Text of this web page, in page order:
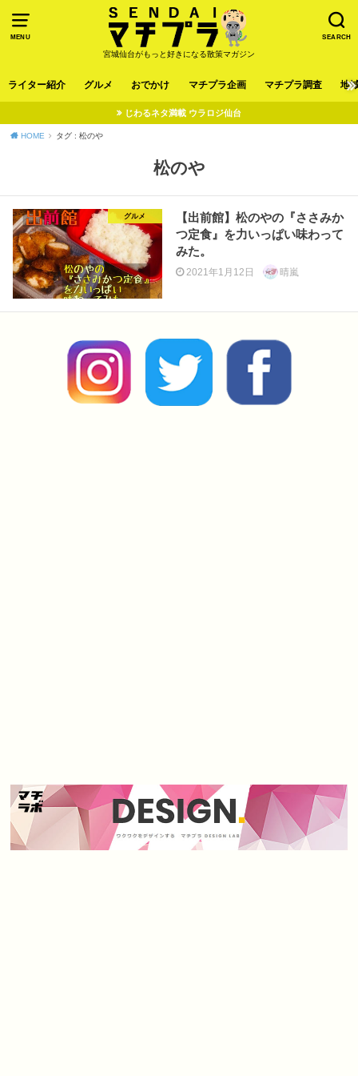
MENU SEARCH
宮城仙台がもっと好きになる散策マガジン
ライター紹介 グルメ おでかけ マチプラ企画 マチプラ調査 地
じわるネタ満載 ウラロジ仙台
HOME タグ : 松のや
松のや
グルメ
【出前館】松のやの『ささみか
つ定食』を力いっぱい味わって
みた。
2021年1月12日 晴嵐